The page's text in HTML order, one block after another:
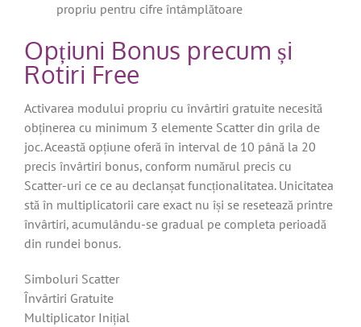
propriu pentru cifre întâmplătoare
Opțiuni Bonus precum și
Rotiri Free
Activarea modului propriu cu învârtiri gratuite necesită
obținerea cu minimum 3 elemente Scatter din grila de
joc. Această opțiune oferă în interval de 10 până la 20
precis învârtiri bonus, conform numărul precis cu
Scatter-uri ce ce au declanșat funcționalitatea. Unicitatea
stă în multiplicatorii care exact nu își se resetează printre
învârtiri, acumulându-se gradual pe completa perioadă
din rundei bonus.
Simboluri Scatter
Învârtiri Gratuite
Multiplicator Inițial